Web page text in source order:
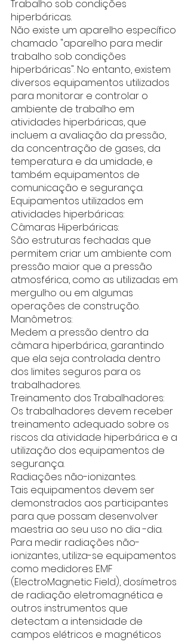
Trabalho sob condições
hiperbáricas.
Não existe um aparelho específico
chamado "aparelho para medir
trabalho sob condições
hiperbáricas". No entanto, existem
diversos equipamentos utilizados
para monitorar e controlar o
ambiente de trabalho em
atividades hiperbáricas, que
incluem a avaliação da pressão,
da concentração de gases, da
temperatura e da umidade, e
também equipamentos de
comunicação e segurança.
Equipamentos utilizados em
atividades hiperbáricas:
Câmaras Hiperbáricas:
São estruturas fechadas que
permitem criar um ambiente com
pressão maior que a pressão
atmosférica, como as utilizadas em
mergulho ou em algumas
operações de construção.
Manômetros:
Medem a pressão dentro da
câmara hiperbárica, garantindo
que ela seja controlada dentro
dos limites seguros para os
trabalhadores.
Treinamento dos Trabalhadores:
Os trabalhadores devem receber
treinamento adequado sobre os
riscos da atividade hiperbárica e a
utilização dos equipamentos de
segurança.
Radiações não-ionizantes.
Tais equipamentos devem ser
demonstrados aos participantes
para que possam desenvolver
maestria ao seu uso no dia -dia.
Para medir radiações não-
ionizantes, utiliza-se equipamentos
como medidores EMF
(ElectroMagnetic Field), dosímetros
de radiação eletromagnética e
outros instrumentos que
detectam a intensidade de
campos elétricos e magnéticos